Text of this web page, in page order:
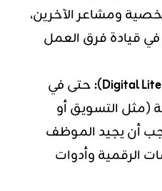
ومشاعر الآخرين،
قيادة فرق العمل
حتى في
(مثل التسويق أو
أن يجيد الموظف
الرقمية وأدوات